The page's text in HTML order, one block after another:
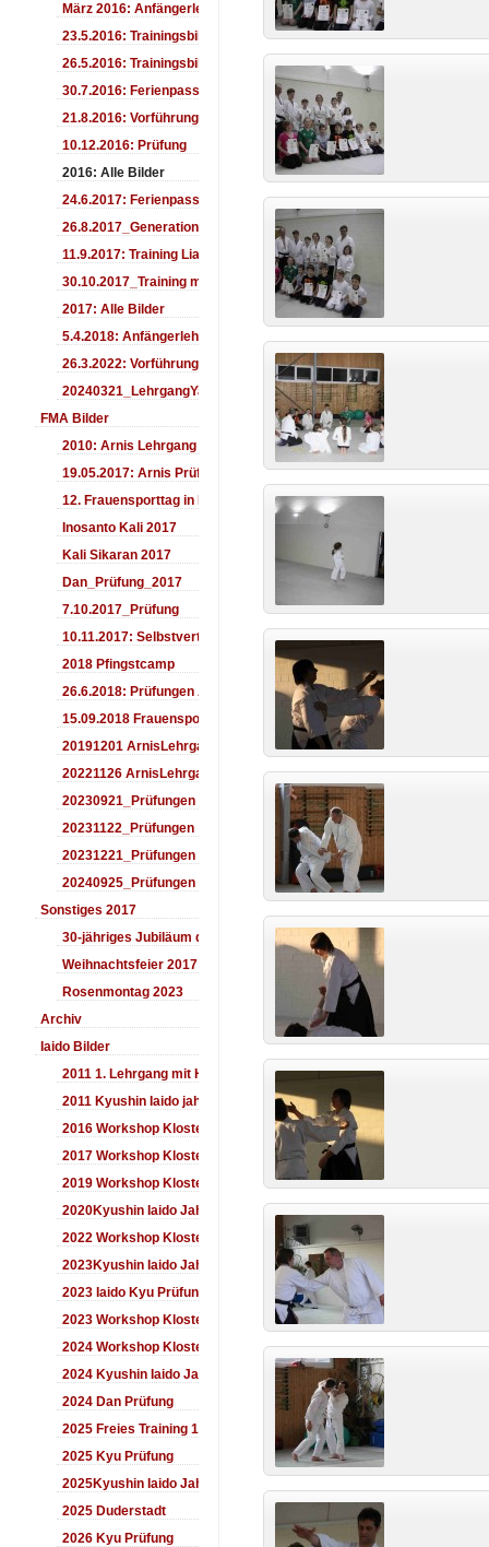
März 2016: Anfängerlehrgang
23.5.2016: Trainingsbilder
26.5.2016: Trainingsbilder
30.7.2016: Ferienpass
21.8.2016: Vorführung Bergfest Sehnde
10.12.2016: Prüfung
2016: Alle Bilder
24.6.2017: Ferienpass
26.8.2017_Generationentag_Sehnde
11.9.2017: Training LiaSuzuki Hildesheim
30.10.2017_Training mit Ando
2017: Alle Bilder
5.4.2018: Anfängerlehrgang
26.3.2022: Vorführung
20240321_LehrgangYamashima
FMA Bilder
2010: Arnis Lehrgang
19.05.2017: Arnis Prüfung
12. Frauensporttag in Langenhagen 2017
Inosanto Kali 2017
Kali Sikaran 2017
Dan_Prüfung_2017
7.10.2017_Prüfung
10.11.2017: Selbstverteidigung für Kinder
2018 Pfingstcamp
26.6.2018: Prüfungen Arnis
15.09.2018 Frauensporttag
20191201 ArnisLehrgang
20221126 ArnisLehrgang
20230921_Prüfungen
20231122_Prüfungen
20231221_Prüfungen
20240925_Prüfungen
Sonstiges 2017
30-jähriges Jubiläum des Aiki-Dojo's 2017
Weihnachtsfeier 2017
Rosenmontag 2023
Archiv
Iaido Bilder
2011 1. Lehrgang mit Headmaster Ralf Gumpfer
2011 Kyushin Iaido jahrestreffen
2016 Workshop Kloster Duderstadt
2017 Workshop Kloster Duderstadt
2019 Workshop Kloster Duderstadt
2020Kyushin Iaido Jahrestreffen
2022 Workshop Kloster Duderstadt
2023Kyushin Iaido Jahrestreffen
2023 Iaido Kyu Prüfung
2023 Workshop Kloster Duderstadt
2024 Workshop Kloster Duderstadt
2024 Kyushin Iaido Jahrestreffen
2024 Dan Prüfung
2025 Freies Training 17:00-18:00 Uhr
2025 Kyu Prüfung
2025Kyushin Iaido Jahrestreffen
2025 Duderstadt
2026 Kyu Prüfung